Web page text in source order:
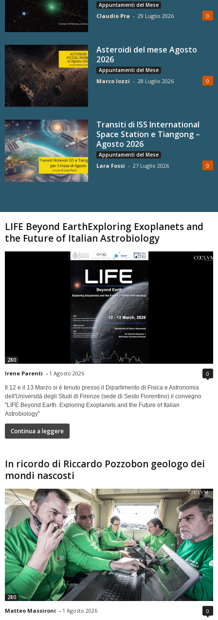
Appuntamenti del Mese
Claudio Pra - 29 Luglio 2026 0
Asteroidi del mese Agosto
2026
Appuntamenti del Mese
Marco Iozzi - 28 Luglio 2026 0
Transiti di ISS International
Space Station e Tiangong –
Agosto 2026
Appuntamenti del Mese
Lara Fossi - 27 Luglio 2026 0
LIFE Beyond EarthExploring Exoplanets and
the Future of Italian Astrobiology
280
Irene Parenti - 1 Agosto 2026 0
Il 12 e il 13 Marzo si è tenuto presso il Dipartimento di Fisica e Astronomia
dell'Università degli Studi di Firenze (sede di Sesto Fiorentino) il convegno
"LIFE Beyond Earth. Exploring Exoplanets and the Future of Italian
Astrobiology"
Continua a leggere
In ricordo di Riccardo Pozzobon geologo dei
mondi nascosti
280
Matteo Massironi - 1 Agosto 2026 0